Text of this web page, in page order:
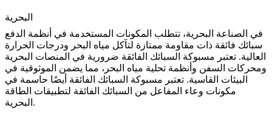
البحرية
في الصناعة البحرية، تتطلب المكونات المستخدمة في أنظمة الدفع
سبائك فائقة ذات مقاومة ممتازة لتآكل مياه البحر ودرجات الحرارة
العالية. تعتبر مسبوكة السبائك الفائقة ضرورية في المنصات البحرية
ومحركات السفن وأنظمة تحلية مياه البحر، مما يضمن الموثوقية في
البيئات القاسية. تعتبر مسبوكة السبائك الفائقة أيضًا حاسمة في
مكونات وعاء المفاعل من السبائك الفائقة لتطبيقات الطاقة
البحرية.